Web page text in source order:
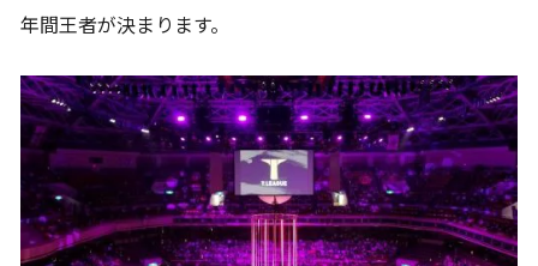
年間王者が決まります。